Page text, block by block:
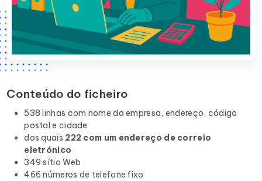
Conteúdo do ficheiro
538 linhas com nome da empresa, endereço, código
postal e cidade
dos quais 222 com um endereço de correio
eletrónico
349 sítio Web
466 números de telefone fixo